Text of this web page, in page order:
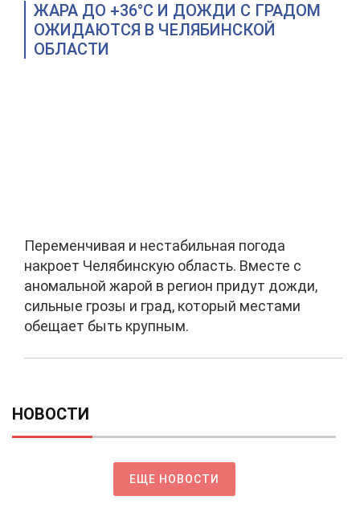
ЖАРА ДО +36°C И ДОЖДИ С ГРАДОМ
ОЖИДАЮТСЯ В ЧЕЛЯБИНСКОЙ
ОБЛАСТИ
Переменчивая и нестабильная погода
накроет Челябинскую область. Вместе с
аномальной жарой в регион придут дожди,
сильные грозы и град, который местами
обещает быть крупным.
НОВОСТИ
ЕЩЕ НОВОСТИ